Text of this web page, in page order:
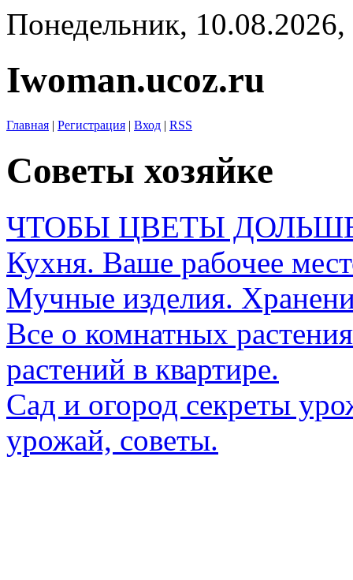
Понедельник,
Iwoman.ucoz.ru
Главная | Регистрация | Вход | RSS
Советы хозяйке
ЧТОБЫ ЦВЕТЫ
Кухня. Ваше рабочее
Мучные изделия.
Все о комнатных
растений в квартире.
Сад и огород секреты
урожай, советы.